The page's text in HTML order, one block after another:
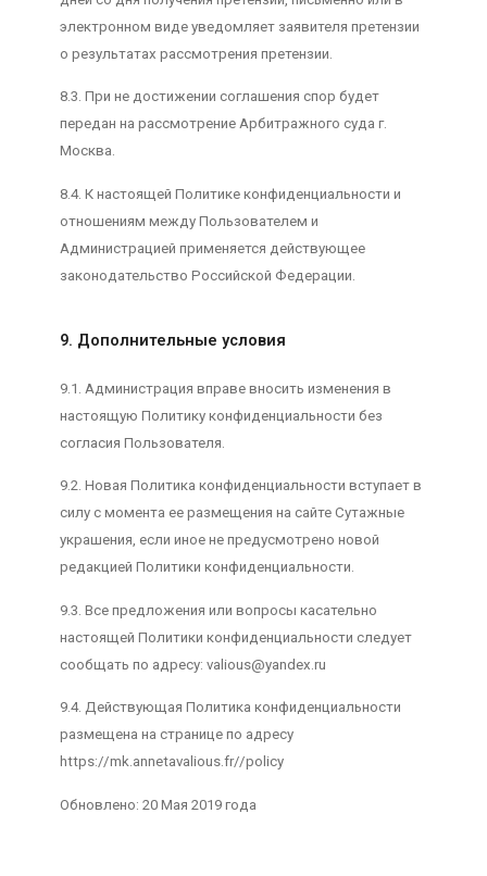
электронном виде уведомляет заявителя претензии
о результатах рассмотрения претензии.
8.3. При не достижении соглашения спор будет
передан на рассмотрение Арбитражного суда г.
Москва.
8.4. К настоящей Политике конфиденциальности и
отношениям между Пользователем и
Администрацией применяется действующее
законодательство Российской Федерации.
9. Дополнительные условия
9.1. Администрация вправе вносить изменения в
настоящую Политику конфиденциальности без
согласия Пользователя.
9.2. Новая Политика конфиденциальности вступает в
силу с момента ее размещения на сайте Сутажные
украшения, если иное не предусмотрено новой
редакцией Политики конфиденциальности.
9.3. Все предложения или вопросы касательно
настоящей Политики конфиденциальности следует
сообщать по адресу: valious@yandex.ru
9.4. Действующая Политика конфиденциальности
размещена на странице по адресу
https://mk.annetavalious.fr//policy
Обновлено: 20 Мая 2019 года